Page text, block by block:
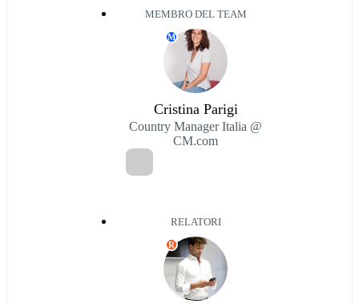
MEMBRO DEL TEAM
M
Cristina Parigi
Country Manager Italia @
CM.com
RELATORI
R